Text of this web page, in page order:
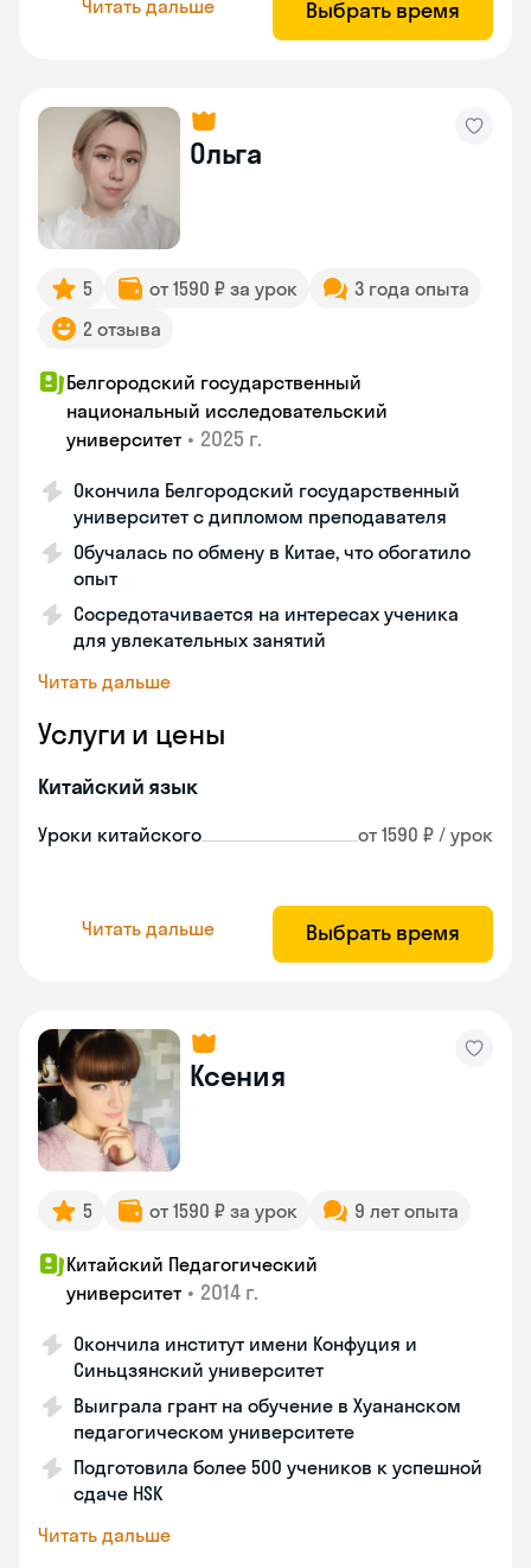
Читать дальше Выбрать время
Ольга
5 от 1590 ₽ за урок
3 года опыта
2 отзыва
Белгородский государственный
национальный исследовательский
университет • 2025 г.
Окончила Белгородский государственный
университет с дипломом преподавателя
Обучалась по обмену в Китае, что обогатило
опыт
Сосредотачивается на интересах ученика
для увлекательных занятий
Читать дальше
Услуги и цены
Китайский язык
Уроки китайского от 1590 ₽ / урок
Читать дальше Выбрать время
Ксения
5 от 1590 ₽ за урок 9 лет опыта
Китайский Педагогический
университет • 2014 г.
Окончила институт имени Конфуция и
Синьцзянский университет
Выиграла грант на обучение в Хуананском
педагогическом университете
Подготовила более 500 учеников к успешной
сдаче HSK
Читать дальше